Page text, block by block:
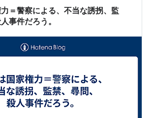
いです。[リンクは、右クリック…
＝警察による、不当な誘拐、監
事件だろう。